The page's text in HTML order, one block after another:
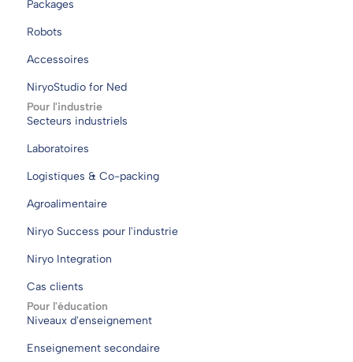
Packages
Robots
Accessoires
NiryoStudio for Ned
Pour l'industrie
Secteurs industriels
Laboratoires
Logistiques & Co-packing
Agroalimentaire
Niryo Success pour l'industrie
Niryo Integration
Cas clients
Pour l'éducation
Niveaux d'enseignement
Enseignement secondaire